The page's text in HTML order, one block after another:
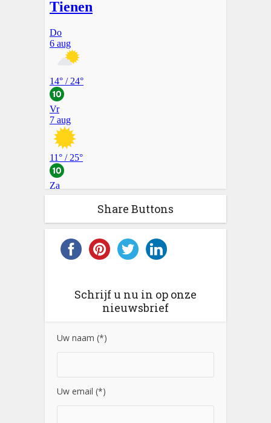
Share Buttons
Schrijf u nu in op onze
nieuwsbrief
Uw naam (*)
Uw email (*)